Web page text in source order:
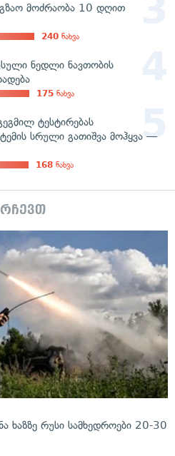
მოძრაობა 10 დღით
240 ნახვა
ნედლი ნავთობის
175 ნახვა
ტესტირებას
სრული გათიშვა მოჰყვა —
168 ნახვა
ხაზზე რუსი სამხედროები 20-30